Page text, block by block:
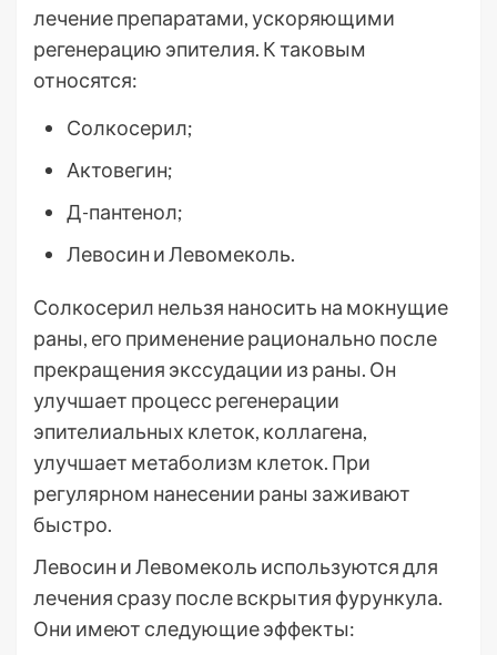
лечение препаратами, ускоряющими
регенерацию эпителия. К таковым
относятся:
Солкосерил;
Актовегин;
Д-пантенол;
Левосин и Левомеколь.
Солкосерил нельзя наносить на мокнущие
раны, его применение рационально после
прекращения экссудации из раны. Он
улучшает процесс регенерации
эпителиальных клеток, коллагена,
улучшает метаболизм клеток. При
регулярном нанесении раны заживают
быстро.
Левосин и Левомеколь используются для
лечения сразу после вскрытия фурункула.
Они имеют следующие эффекты: